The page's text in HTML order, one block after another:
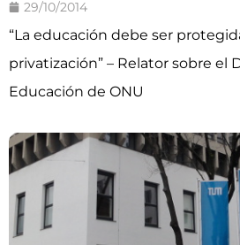
29/10/2014
“La educación debe ser
privatización” – Relator sobre el
Educación de ONU